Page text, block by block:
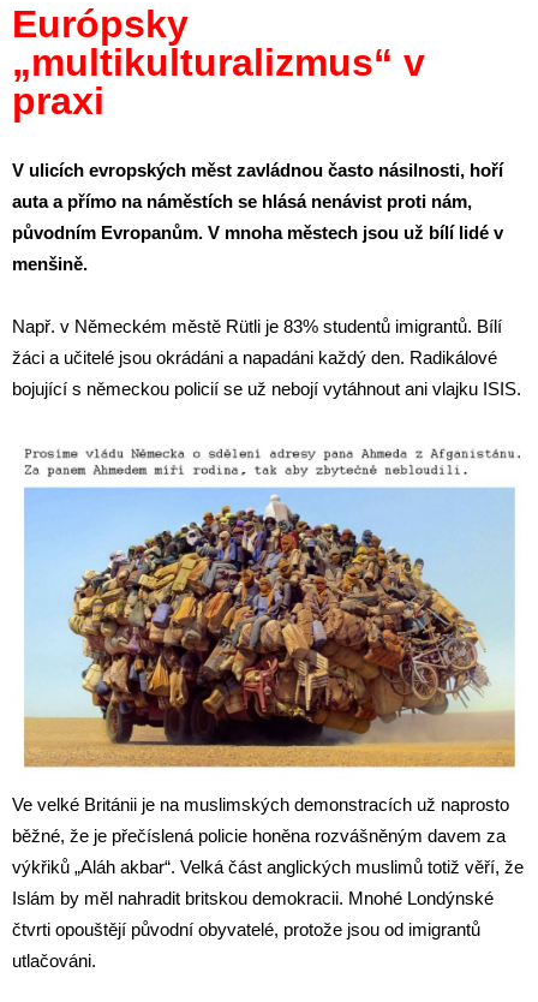
Európsky
„multikulturalizmus“ v
praxi
V ulicích evropských měst zavládnou často násilnosti, hoří
auta a přímo na náměstích se hlásá nenávist proti nám,
původním Evropanům. V mnoha městech jsou už bílí lidé v
menšině.
Např. v Německém městě Rütli je 83% studentů imigrantů. Bílí
žáci a učitelé jsou okrádáni a napadáni každý den. Radikálové
bojující s německou policií se už nebojí vytáhnout ani vlajku ISIS.
Ve velké Británii je na muslimských demonstracích už naprosto
běžné, že je přečíslená policie honěna rozvášněným davem za
výkřiků „Aláh akbar“. Velká část anglických muslimů totiž věří, že
Islám by měl nahradit britskou demokracii. Mnohé Londýnské
čtvrti opouštějí původní obyvatelé, protože jsou od imigrantů
utlačováni.